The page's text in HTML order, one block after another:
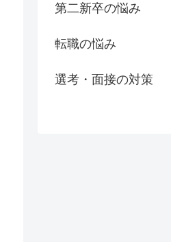
第二新卒の悩み
転職の悩み
選考・面接の対策